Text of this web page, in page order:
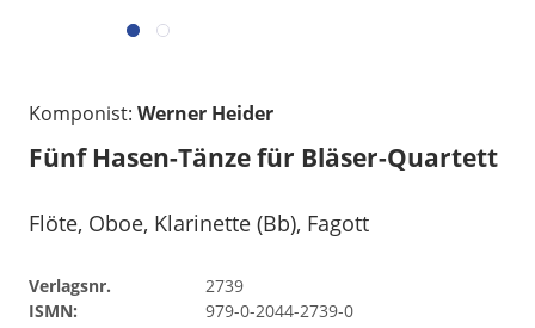
Komponist: Werner Heider
Fünf Hasen-Tänze für Bläser-Quartett
Flöte, Oboe, Klarinette (Bb), Fagott
Verlagsnr.
2739
ISMN:
979-0-2044-2739-0